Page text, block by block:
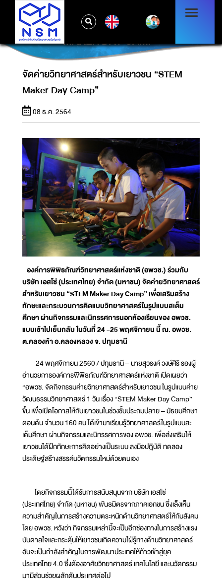
จัดค่ายวิทยาศาสตร์สำหรับเยาวชน “STEM
MAKER DAY CAMP”
จัดค่ายวิทยาศาสตร์สำหรับเยาวชน “STEM
Maker Day Camp”
08 ธ.ค. 2564
องค์การพิพิธภัณฑ์วิทยาศาสตร์แห่งชาติ (อพวช.) ร่วมกับ
บริษัท เอสโซ่ (ประเทศไทย) จำกัด (มหาชน) จัดค่ายวิทยาศาสตร์
สำหรับเยาวชน “STEM Maker Day Camp” เพื่อเสริมสร้าง
ทักษะและกระบวนการคิดแบบวิทยาศาสตร์ในรูปแบบสเต็ม
ศึกษา ผ่านกิจกรรมและนิทรรศการนอกห้องเรียนของ อพวช.
แบบเช้าไปเย็นกลับ ในวันที่ 24 -25 พฤศจิกายน นี้ ณ. อพวช.
ต.คลองห้า อ.คลองหลวง จ. ปทุมธานี
24 พฤศจิกายน 2560 / ปทุมธานี – นายสุวรงค์ วงษ์ศิริ รองผู้
อำนวยการองค์การพิพิธภัณฑ์วิทยาศาสตร์แห่งชาติ เปิดเผยว่า
“อพวช. จัดกิจกรรมค่ายวิทยาศาสตร์สำหรับเยาวชน ในรูปแบบค่าย
วัฒนธรรมวิทยาศาสตร์ 1 วัน เรื่อง “STEM Maker Day Camp”
ขึ้น เพื่อเปิดโอกาสให้กับเยาวชนในช่วงชั้นประถมปลาย – มัธยมศึกษา
ตอนต้น จำนวน 160 คน ได้เข้ามาเรียนรู้วิทยาศาสตร์ในรูปแบบสะ
เต็มศึกษา ผ่านกิจกรรมและนิทรรศการของ อพวช. เพื่อส่งเสริมให้
เยาวชนได้ฝึกทักษะการคิดอย่างเป็นระบบ ลงมือปฎิบัติ ทดลอง
ประดิษฐ์สร้างสรรค์นวัตกรรมใหม่ด้วยตนเอง
โดยกิจกรรมนี้ได้รับการสนับสนุนจาก บริษัท เอสโซ่
(ประเทศไทย) จำกัด (มหาชน) พันธมิตรจากภาคเอกชน ซึ่งเล็งเห็น
ความสำคัญในการสร้างความตระหนักด้านวิทยาศาสตร์ให้กับสังคม
โดย อพวช. หวังว่า กิจกรรมเหล่านี้จะเป็นอีกช่องทางในการสร้างแรง
บันดาลใจและกระตุ้นให้เยาวชนเกิดความใฝ่รู้ทางด้านวิทยาศาสตร์
อันจะเป็นกำลังสำคัญในการพัฒนาประเทศให้ก้าวเข้าสู่ยุค
ประเทศไทย 4.0 ซึ่งต้องอาศัยวิทยาศาสตร์ เทคโนโลยี และนวัตกรรม
มามีส่วนช่วยผลักดันประเทศต่อไป